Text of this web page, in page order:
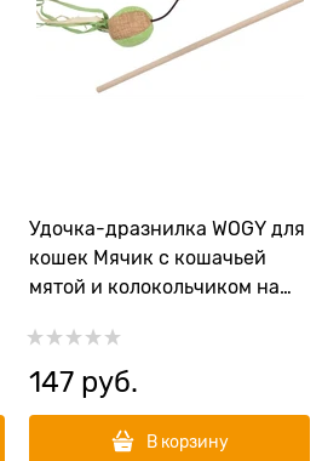
Удочка-дразнилка WOGY для
кошек Мячик с кошачьей
мятой и колокольчиком на
147 руб.
В корзину